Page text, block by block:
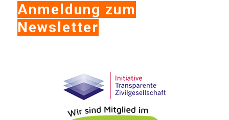
Anmeldung zum
Newsletter